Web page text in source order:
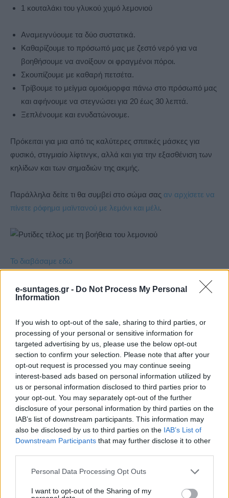
e-suntages.gr - Do Not Process My Personal
Information
If you wish to opt-out of the sale, sharing to third parties, or
processing of your personal or sensitive information for
targeted advertising by us, please use the below opt-out
section to confirm your selection. Please note that after your
opt-out request is processed you may continue seeing
interest-based ads based on personal information utilized by
us or personal information disclosed to third parties prior to
your opt-out. You may separately opt-out of the further
disclosure of your personal information by third parties on the
IAB’s list of downstream participants. This information may
also be disclosed by us to third parties on the IAB’s List of
Downstream Participants that may further disclose it to other
Please note that this website/app uses one or more Google
not limited to your visit or usage behaviour. You may click to
Personal Data Processing Opt Outs
I want to opt-out of the Sharing of my
1 κουταλάκι του γλυκού χυμό λεμονιού
Αναμειγνύουμε τα δύο συστατικά.
Καθαρίζουμε το πρόσωπό μας με ζεστό νερό για να
βοηθήσουμε να ανοίξουν οι φραγμένοι πόροι.
Σκουπίζουμε με καθαρή πετσέτα.
Τρίβουμε το μείγμα ομοιόμορφα πάνω στο πρόσωπό μας
και αφήνουμε να στεγνώσει για 20 έως 30 λεπτά.
Ξεπλένουμε και ενυδατώνουμε.
Πρόκειται για μια από τις καλύτερες σπιτικές μάσκες για
φυσικό, στιγμιαίο λίφτινγκ, αλλά και για την εξασθένιση των
κηλίδων και των σημαδιών της ακμής.
Παράλληλα δείτε τι θα συμβεί στο σώμα σας αν αρχίσετε να
πίνετε ρόφημα μαϊντανού με λεμόνι και μέλι.
Το διαβάσαμε εδώ
Δείτε και αυτά
Εύκολες ιδέες για αρχάριους: εκλεκτικό στιλ με γήινες
Προηγούμενο άρθρο
Μπριζόλες με λεμόνι και
πατάτες από την Βέφα
Λαχανόρυζο με κιμά στο
φούρνο
ΠΑΡΟΜΟΙΑ ΑΡΘΡΑ ΠΕΡΙΣΣΟΤΕΡΑ ΑΠΟ ΤΟΝ ΔΗΜΙΟΥΡΓΟ